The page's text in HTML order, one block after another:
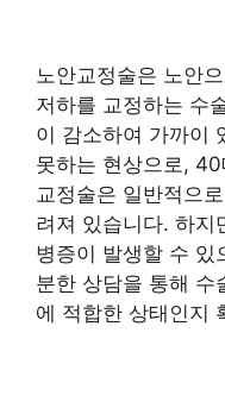
노안교정술은 노안
저하를 교정하는 수
이 감소하여 가까이
못하는 현상으로,
교정술은 일반적으
려져 있습니다. 하지
병증이 발생할 수 있
분한 상담을 통해 수
에 적합한 상태인지